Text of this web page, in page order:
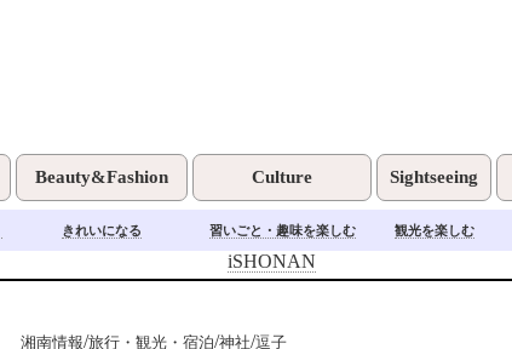
Beauty&Fashion Culture Sightseeing
きれいになる 習いごと・趣味を楽しむ 観光を楽しむ
iSHONAN
湘南情報/旅行・観光・宿泊/神社/逗子